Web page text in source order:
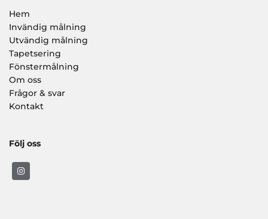
Hem
Invändig målning
Utvändig målning
Tapetsering
Fönstermålning
Om oss
Frågor & svar
Kontakt
Följ oss